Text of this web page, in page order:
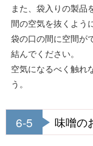
また、袋入りの製品
間の空気を抜くように
袋の口の間に空間が
結んでください。
空気になるべく触れ
う。
6-5 味噌の